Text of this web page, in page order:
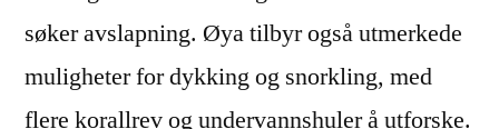
søker avslapning. Øya tilbyr også utmerkede
muligheter for dykking og snorkling, med
flere korallrev og undervannshuler å utforske.